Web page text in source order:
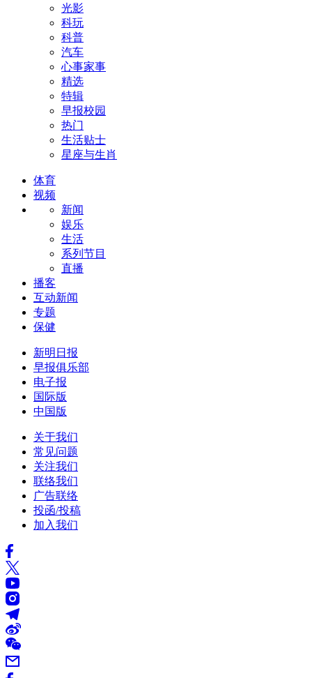
光影
科玩
科普
汽车
心事家事
精选
特辑
早报校园
热门
生活贴士
星座与生肖
体育
视频
新闻
娱乐
生活
系列节目
直播
播客
互动新闻
专题
保健
新明日报
早报俱乐部
电子报
国际版
中国版
关于我们
常见问题
关注我们
联络我们
广告联络
投函/投稿
加入我们